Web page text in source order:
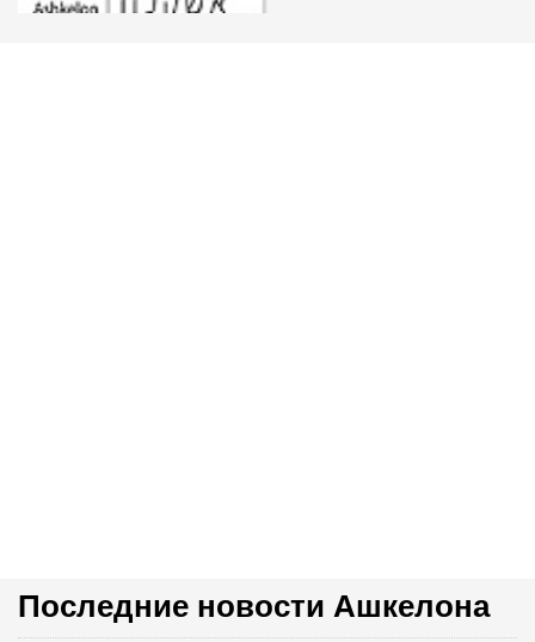
Последние новости Ашкелона